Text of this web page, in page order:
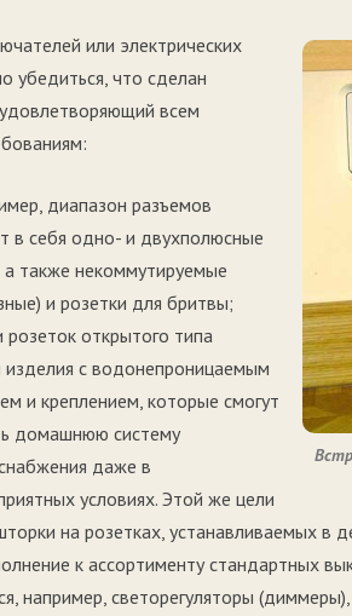
или электрических
убедиться, что сделан
всем
диапазон разъемов
в себя одно- и двухполюсные
а также некоммутируемые
и розетки для бритвы;
открытого типа
изделия с водонепроницаемым
и креплением, которые смогут
домашнюю систему
даже в
условиях. Этой же цели
на розетках, устанавливаемых в
к ассортименту стандартных
например, светорегуляторы